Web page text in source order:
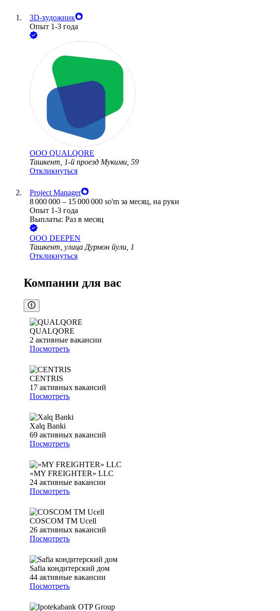
3D-художник
Опыт 1-3 года
ООО QUALQORE
Ташкент, 1-й проезд Мукими, 59
Откликнуться
Project Manager
8 000 000 – 15 000 000 so'm за месяц, на руки
Опыт 1-3 года
Выплаты: Раз в месяц
ООО DEEPEN
Ташкент, улица Дурмон йули, 1
Откликнуться
Компании для вас
QUALQORE
2 активные вакансии
Посмотреть
CENTRIS
17 активных вакансий
Посмотреть
Xalq Banki
69 активных вакансий
Посмотреть
«MY FREIGHTER» LLC
24 активные вакансии
Посмотреть
COSCOM ТМ Ucell
26 активных вакансий
Посмотреть
Safia кондитерский дом
44 активные вакансии
Посмотреть